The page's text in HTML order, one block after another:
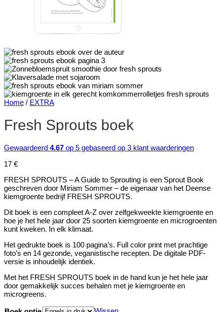
Home / EXTRA
Fresh Sprouts boek
Gewaardeerd 4.67 op 5 gebaseerd op 3 klant waarderingen
17 €
FRESH SPROUTS – A Guide to Sprouting is een Sprout Book
geschreven door Miriam Sommer – de eigenaar van het Deense
kiemgroente bedrijf FRESH SPROUTS.
Dit boek is een compleet A-Z over zelfgekweekte kiemgroente en
hoe je het hele jaar door 25 soorten kiemgroente en microgroenten
kunt kweken. In elk klimaat.
Het gedrukte boek is 100 pagina’s. Full color print met prachtige
foto’s en 14 gezonde, veganistische recepten. De digitale PDF-
versie is inhoudelijk identiek.
Met het FRESH SPROUTS boek in de hand kun je het hele jaar
door gemakkelijk succes behalen met je kiemgroente en
microgreens.